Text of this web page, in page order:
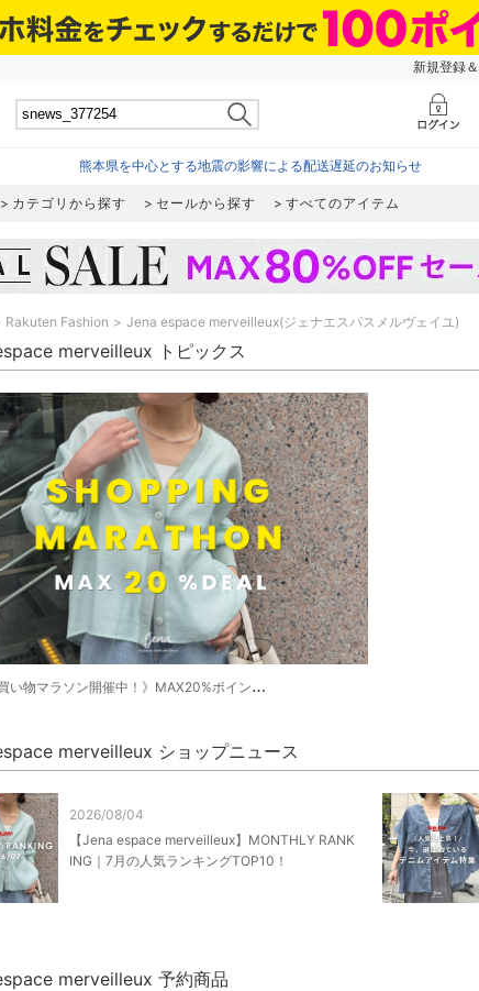
新規登録
熊本県を中心とする地震の影響による配送遅延のお知らせ
カテゴリから探す セールから探す すべてのアイテム
Rakuten Fashion Jena espace merveilleux(ジェナエスパスメルヴェイユ)
merveilleux トピックス
い物マラソン開催中！》MAX20%ポイントバック！
merveilleux ショップニュース
2026/08/04
【Jena espace merveilleux】MONTHLY RANK
ING｜7月の人気ランキングTOP10！
merveilleux 予約商品